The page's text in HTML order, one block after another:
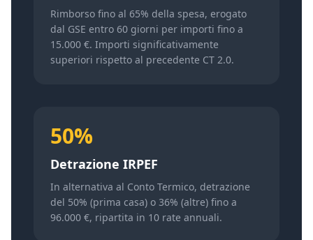
Rimborso fino al 65% della spesa, erogato
dal GSE entro 60 giorni per importi fino a
15.000 €. Importi significativamente
superiori rispetto al precedente CT 2.0.
50%
Detrazione IRPEF
In alternativa al Conto Termico, detrazione
del 50% (prima casa) o 36% (altre) fino a
96.000 €, ripartita in 10 rate annuali.